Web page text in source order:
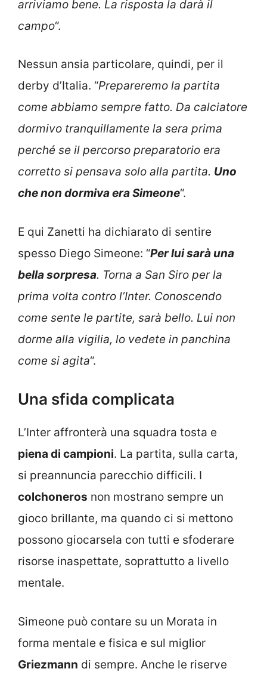
arriviamo bene. La risposta la darà il
campo“.
Nessun ansia particolare, quindi, per il
derby d’Italia. “Prepareremo la partita
come abbiamo sempre fatto. Da calciatore
dormivo tranquillamente la sera prima
perché se il percorso preparatorio era
corretto si pensava solo alla partita. Uno
che non dormiva era Simeone“.
E qui Zanetti ha dichiarato di sentire
spesso Diego Simeone: “Per lui sarà una
bella sorpresa. Torna a San Siro per la
prima volta contro l’Inter. Conoscendo
come sente le partite, sarà bello. Lui non
dorme alla vigilia, lo vedete in panchina
come si agita“.
Una sfida complicata
L’Inter affronterà una squadra tosta e
piena di campioni. La partita, sulla carta,
si preannuncia parecchio difficili. I
colchoneros non mostrano sempre un
gioco brillante, ma quando ci si mettono
possono giocarsela con tutti e sfoderare
risorse inaspettate, soprattutto a livello
mentale.
Simeone può contare su un Morata in
forma mentale e fisica e sul miglior
Griezmann di sempre. Anche le riserve